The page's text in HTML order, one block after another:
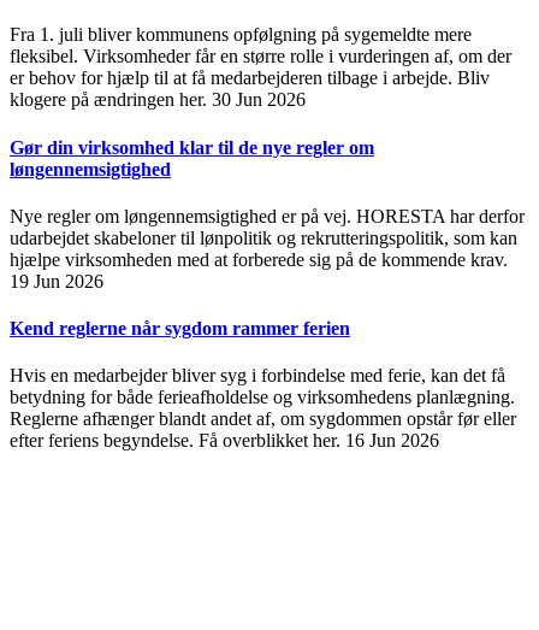
Fra 1. juli bliver kommunens opfølgning på sygemeldte mere
fleksibel. Virksomheder får en større rolle i vurderingen af, om der
er behov for hjælp til at få medarbejderen tilbage i arbejde. Bliv
klogere på ændringen her. 30 Jun 2026
Gør din virksomhed klar til de nye regler om
løngennemsigtighed
Nye regler om løngennemsigtighed er på vej. HORESTA har derfor
udarbejdet skabeloner til lønpolitik og rekrutteringspolitik, som kan
hjælpe virksomheden med at forberede sig på de kommende krav.
19 Jun 2026
Kend reglerne når sygdom rammer ferien
Hvis en medarbejder bliver syg i forbindelse med ferie, kan det få
betydning for både ferieafholdelse og virksomhedens planlægning.
Reglerne afhænger blandt andet af, om sygdommen opstår før eller
efter feriens begyndelse. Få overblikket her. 16 Jun 2026